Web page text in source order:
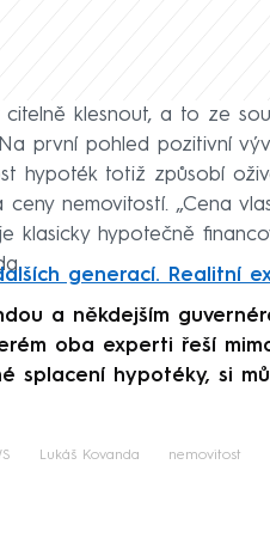
klesnout, a to ze
první pohled pozitivní
hypoték totiž způsobí
nemovitostí. „Cena
klasicky hypotečně
generací. Realitní
a někdejším
oba experti řeší
splacení hypotéky, si
Lukáš Kovanda nemovitost